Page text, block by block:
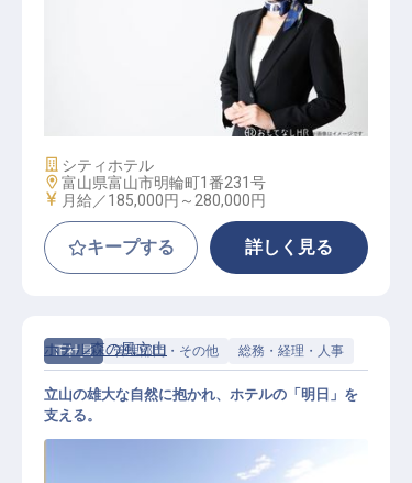
施設業態
シティホテル
勤務地
富山県富山市明輪町1番231号
給与
月給／185,000円～ 280,000円
キープする 詳しく見る
正社員 管理部門・その他 総務・経理・人事
ホテル森の風立山
立山の雄大な自然に抱かれ、ホテルの「明日」を
支える。